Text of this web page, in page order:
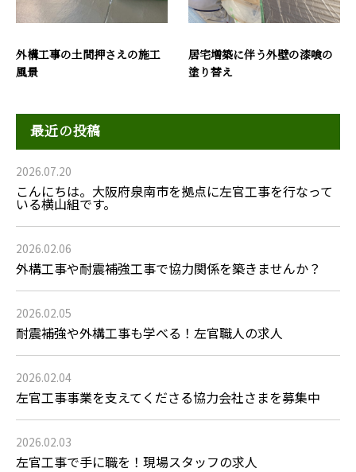
外構工事の土間押さえの施工
風景
居宅増築に伴う外壁の漆喰の
塗り替え
最近の投稿
2026.07.20
こんにちは。大阪府泉南市を拠点に左官工事を行なって
いる横山組です。
2026.02.06
外構工事や耐震補強工事で協力関係を築きませんか？
2026.02.05
耐震補強や外構工事も学べる！左官職人の求人
2026.02.04
左官工事事業を支えてくださる協力会社さまを募集中
2026.02.03
左官工事で手に職を！現場スタッフの求人